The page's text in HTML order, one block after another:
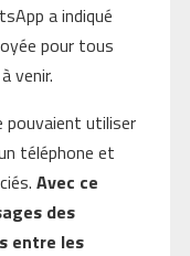
a indiqué
pour tous
venir.
pouvaient utiliser
téléphone et
Avec ce
des
entre les